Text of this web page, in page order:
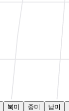
북미 중미 남미